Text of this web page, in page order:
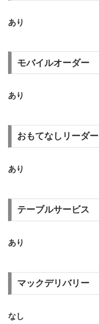
あり
モバイルオーダー
あり
おもてなしリーダー
あり
テーブルサービス
あり
マックデリバリー
なし